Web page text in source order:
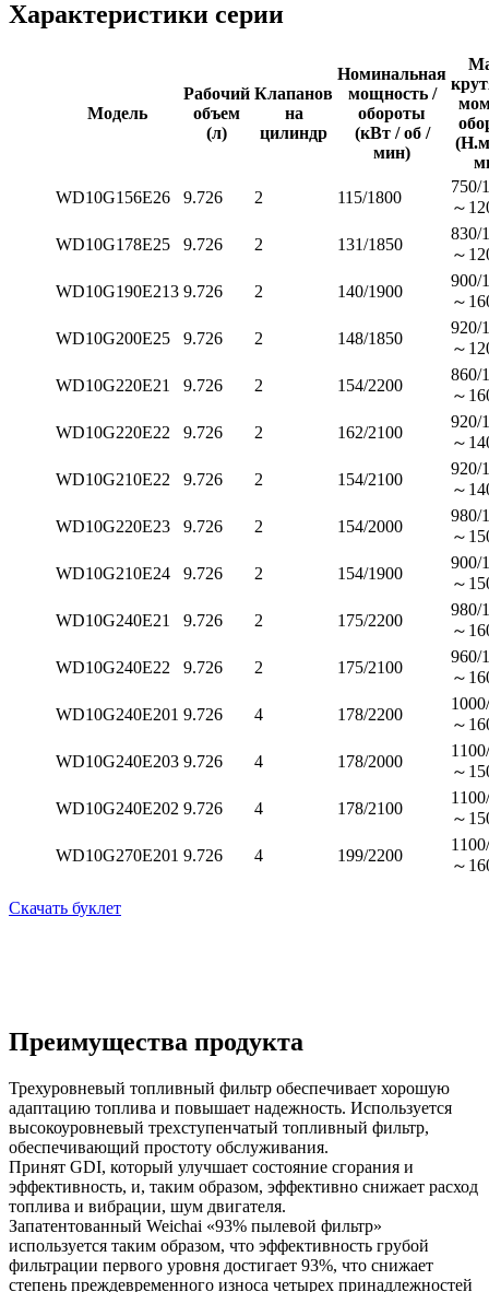
Характеристики серии
Модель
Рабочий
объем
(л)
Клапанов
на
цилиндр
Номинальная
мощность /
обороты
(кВт / об /
мин)
(Н.м
WD10G156E26
9.726 2 115/1800
750/
～
WD10G178E25
9.726 2 131/1850
830/
～
WD10G190E213 9.726 2 140/1900
900/
～
WD10G200E25
9.726 2 148/1850
920/
～
WD10G220E21
9.726 2 154/2200
860/
～
WD10G220E22
9.726 2 162/2100
920/
～
WD10G210E22
9.726 2 154/2100
920/
～
WD10G220E23
9.726 2 154/2000
980/
～
WD10G210E24
9.726 2 154/1900
900/
～
WD10G240E21
9.726 2 175/2200
980/
～
WD10G240E22
9.726 2 175/2100
960/
～
WD10G240E201 9.726 4 178/2200
～
WD10G240E203 9.726 4 178/2000
～
WD10G240E202 9.726 4 178/2100
～
WD10G270E201 9.726 4 199/2200
～
Скачать буклет
Преимущества продукта
Трехуровневый топливный фильтр обеспечивает хорошую
адаптацию топлива и повышает надежность. Используется
высокоуровневый трехступенчатый топливный фильтр,
обеспечивающий простоту обслуживания.
Принят GDI, который улучшает состояние сгорания и
эффективность, и, таким образом, эффективно снижает расход
топлива и вибрации, шум двигателя.
Запатентованный Weichai «93% пылевой фильтр»
используется таким образом, что эффективность грубой
фильтрации первого уровня достигает 93%, что снижает
степень преждевременного износа четырех принадлежностей